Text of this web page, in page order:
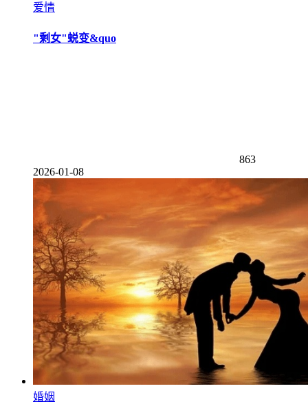
爱情
"剩女"蜕变&quo
863
2026-01-08
婚姻